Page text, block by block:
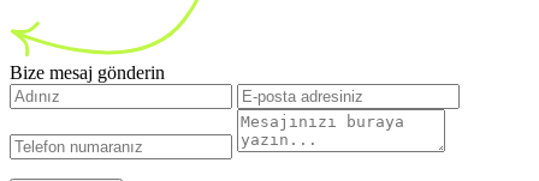
Bize mesaj gönderin